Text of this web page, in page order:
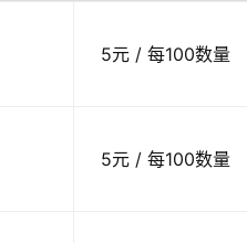
5元 / 每100数量
5元 / 每100数量